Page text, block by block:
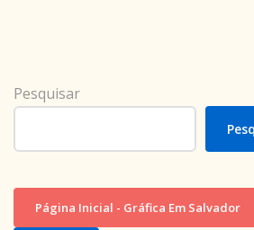
Pesquisar
Página Inicial - Gráfica Em Salvador